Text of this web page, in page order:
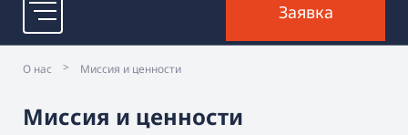
Заявка
О нас > Миссия и ценности
Миссия и ценности